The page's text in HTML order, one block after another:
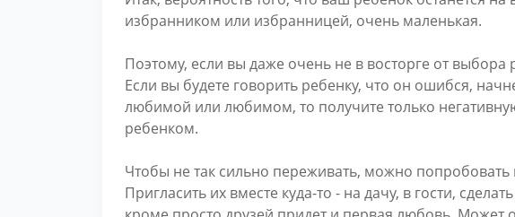
избранником или избранницей, очень маленькая.
Поэтому, если вы даже очень не в восторге от выбора
Если вы будете говорить ребенку, что он ошибся,
любимой или любимом, то получите только
ребенком.
Чтобы не так сильно переживать, можно
Пригласить их вместе куда-то - на дачу, в гости,